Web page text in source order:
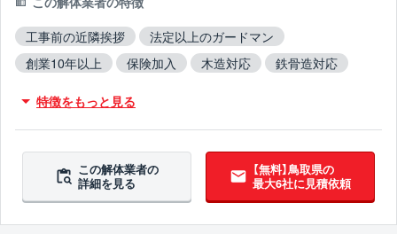
工事前の近隣挨拶
法定以上のガードマン
創業10年以上
保険加入 木造対応
鉄骨造対応
特徴をもっと見る
この解体業者の
詳細を見る
【無料】鳥取県の
最大6社に見積依頼